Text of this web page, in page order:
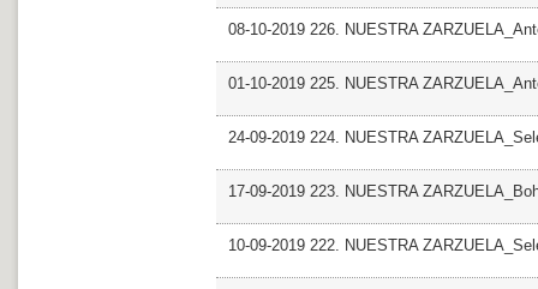
08-10-2019 226. NUESTRA
01-10-2019 225. NUESTRA
24-09-2019 224. NUESTRA
17-09-2019 223. NUESTRA
10-09-2019 222. NUESTRA